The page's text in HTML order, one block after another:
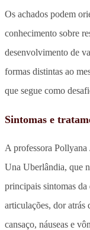
Os achados podem
conhecimento sobre
desenvolvimento de
formas distintas ao
que segue como
Sintomas e
A professora
Una Uberlândia, que
principais sintomas
articulações, dor atrás
cansaço, náuseas e